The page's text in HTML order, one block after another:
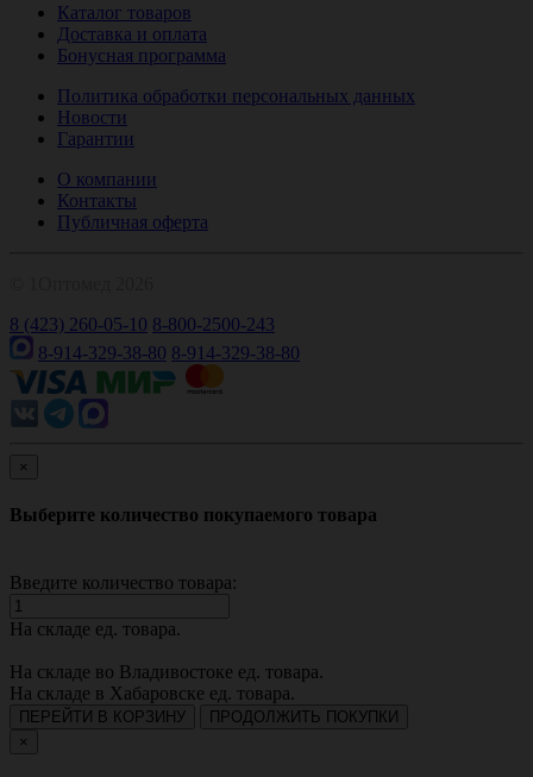
Каталог товаров
Доставка и оплата
Бонусная программа
Политика обработки персональных данных
Новости
Гарантии
О компании
Контакты
Публичная оферта
8 (423) 260-05-10 8-800-2500-243
8-914-329-38-80 8-914-329-38-80
×
Выберите количество покупаемого товара
Введите количество товара:
На складе ед. товара.
На складе во Владивостоке ед. товара.
На складе в Хабаровске ед. товара.
ПЕРЕЙТИ В КОРЗИНУ
ПРОДОЛЖИТЬ ПОКУПКИ
×